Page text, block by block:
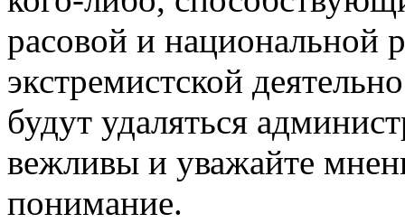
расовой и национальной
экстремистской
будут удаляться
вежливы и уважайте
понимание.